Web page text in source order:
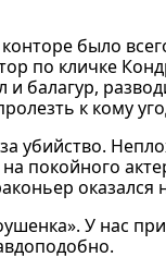
было
по кличке
балагур,
к кому
убийство.
покойного
У нас